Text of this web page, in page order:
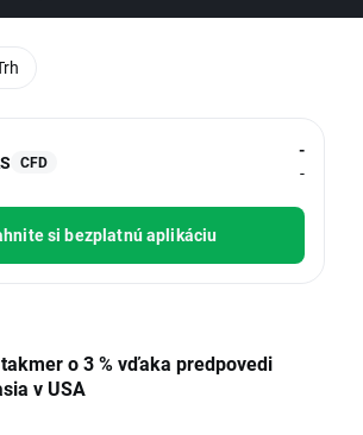
CFD
-
-
si bezplatnú aplikáciu
o 3 % vďaka predpovedi
v USA